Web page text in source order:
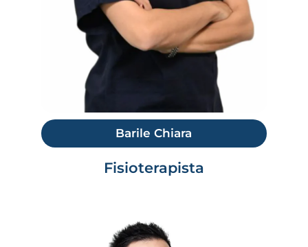
Barile Chiara
Fisioterapista